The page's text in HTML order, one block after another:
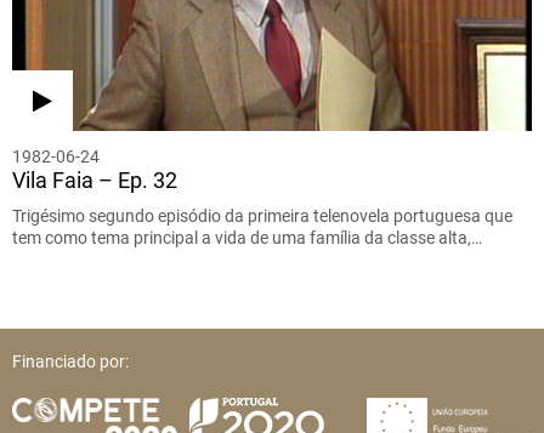
1982-06-24
Vila Faia – Ep. 32
Trigésimo segundo episódio da primeira telenovela portuguesa que
tem como tema principal a vida de uma família da classe alta,…
Financiado por: